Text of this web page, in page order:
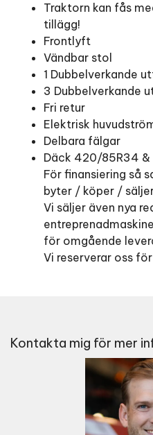
Traktorn kan fås
tillägg!
Frontlyft
Vändbar stol
1 Dubbelverkande
3 Dubbelverkande
Fri retur
Elektrisk
Delbara fälgar
Däck 420/85R34
För finansiering så
byter / köper /
Vi säljer även nya
för omgående
Vi reserverar oss
Kontakta mig för mer